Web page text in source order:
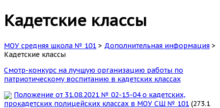
Кадетские классы
МОУ средняя школа № 101 > Дополнительная информация >
Кадетские классы
Смотр-конкурс на лучшую организацию работы по
патриотическому воспитанию в кадетских классах
Положение от 31.08.2021 № 02-15-04 о кадетских,
прокадетских полицейских классах в МОУ СШ № 101 (273.1